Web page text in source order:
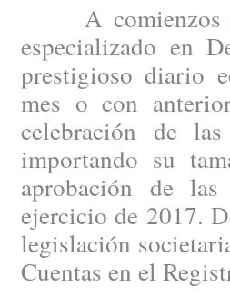
A comienzos
especializado en
prestigioso diario
mes o con
celebración de
importando su
aprobación de las
ejercicio de 2017.
legislación
Cuentas en el